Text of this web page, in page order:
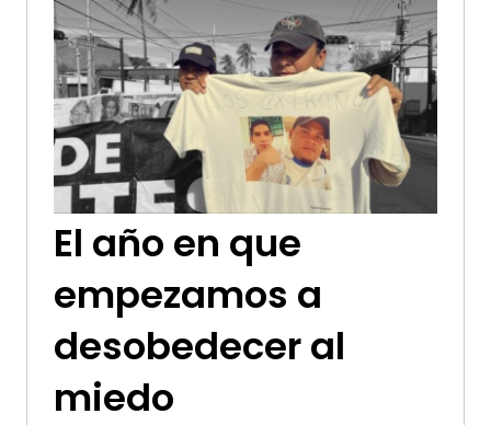
El año en que
empezamos a
desobedecer al
miedo